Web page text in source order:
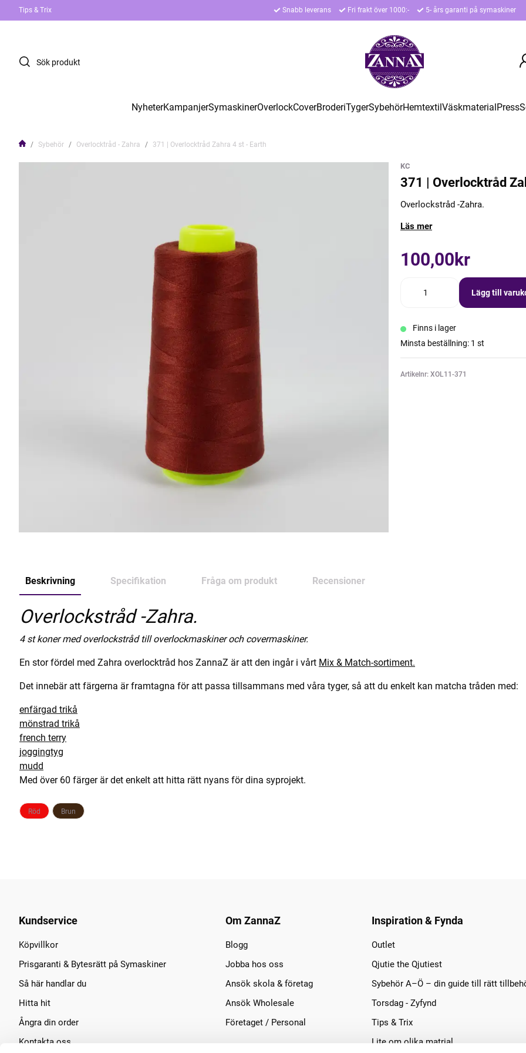
Tips & Trix Snabb leverans Fri frakt över 1000:- 5- års garanti på symaskiner
NyheterKampanjerSymaskinerOverlockCoverBroderiTygerSybehörHemtextilVäskmaterialPress
Sybehör Overlocktråd - Zahra 371 | Overlocktråd Zahra 4 st - Earth
KC
371 | Overlocktråd
Overlockstråd -Zahra.
Läs mer
100,00kr
Lägg till
Finns i lager
Minsta beställning: 1 st
Artikelnr: XOL11-371
Beskrivning Specifikation Fråga om produkt Recensioner
Overlockstråd -Zahra.
4 st koner med overlockstråd till overlockmaskiner och covermaskiner.
En stor fördel med Zahra overlocktråd hos ZannaZ är att den ingår i vårt Mix & Match-sortiment.
Det innebär att färgerna är framtagna för att passa tillsammans med våra tyger, så att du enkelt kan matcha tråden med:
enfärgad trikå
mönstrad trikå
french terry
joggingtyg
mudd
Med över 60 färger är det enkelt att hitta rätt nyans för dina syprojekt.
Röd Brun
Kundservice
Köpvillkor
Prisgaranti & Bytesrätt på Symaskiner
Så här handlar du
Hitta hit
Ångra din order
Kontakta oss
Om ZannaZ
Blogg
Jobba hos oss
Ansök skola & företag
Ansök Wholesale
Företaget / Personal
Inspiration & Fynda
Outlet
Qjutie the Qjutiest
Sybehör A–Ö – din guide till rätt
Torsdag - Zyfynd
Tips & Trix
Lite om olika matrial